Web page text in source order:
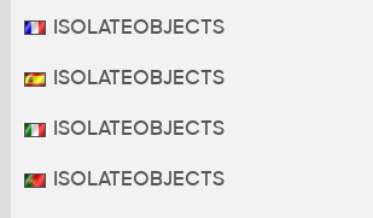
ISOLATEOBJECTS
ISOLATEOBJECTS
ISOLATEOBJECTS
ISOLATEOBJECTS